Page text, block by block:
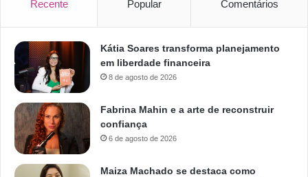
Recente Popular Comentários
Kátia Soares transforma planejamento
em liberdade financeira
8 de agosto de 2026
Fabrina Mahin e a arte de reconstruir
confiança
6 de agosto de 2026
Maiza Machado se destaca como